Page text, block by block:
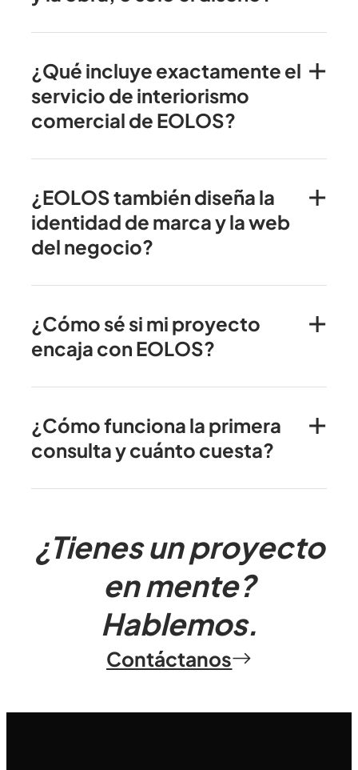
¿Qué incluye exactamente el
servicio de interiorismo
comercial de EOLOS?
¿EOLOS también diseña la
identidad de marca y la web
del negocio?
¿Cómo sé si mi proyecto
encaja con EOLOS?
¿Cómo funciona la primera
consulta y cuánto cuesta?
¿Tienes un proyecto
en mente?
Hablemos.
Contáctanos